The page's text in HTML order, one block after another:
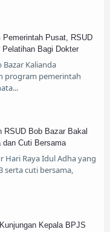
Pemerintah Pusat, RSUD
Bagi Dokter
Bazar Kalianda
program pemerintah
RSUD Bob Bazar Bakal
dan Cuti Bersama
Hari Raya Idul Adha yang
serta cuti bersama,
Kepala BPJS